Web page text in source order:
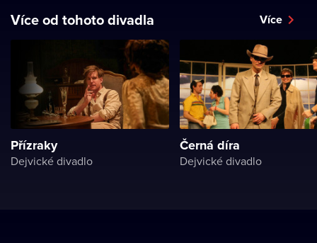
Více od tohoto divadla Více
Přízraky
Dejvické divadlo
Černá díra
Dejvické divadlo